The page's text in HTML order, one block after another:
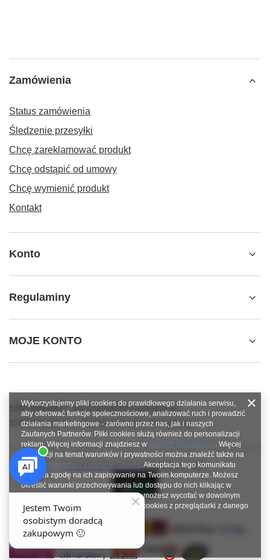
Zamówienia
Status zamówienia
Śledzenie przesyłki
Chcę zareklamować produkt
Chcę odstąpić od umowy
Chcę wymienić produkt
Kontakt
Konto
Regulaminy
MOJE KONTO
+48784966809
info.robotshops@gmail.com
SUPERROBOT,ul. Parkowa 27,64-117Gołanice
W sklepie prezentujemy ceny brutto (z VAT).
Wykorzystujemy pliki cookies do prawidłowego działania serwisu,
aby oferować funkcje społecznościowe, analizować ruch i prowadzić
działania marketingowe - zarówno przez nas, jak i naszych
Zaufanych Partnerów. Pliki cookies służą również do personalizacji
reklam. Więcej informacji znajdziesz w polityce prywatności. Więcej
informacji na temat warunków i prywatności można znaleźć także na
stronie Prywatność i warunki Google. Akceptacja tego komunikatu
oznacza zgodę na ich zapisywanie na Twoim komputerze. Możesz
określić warunki przechowywania lub dostępu do nich klikając w
zakładkę „Konfiguracja zgód”. Zgodę możesz wycofać w dowolnym
momencie poprzez usunięcie plików cookies z przeglądarki z danego
urządzenia końcowego.
Zamknij